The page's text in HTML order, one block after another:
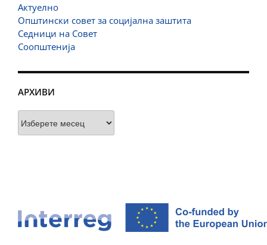
Актуелно
Општински совет за социјална заштита
Седници на Совет
Соопштенија
АРХИВИ